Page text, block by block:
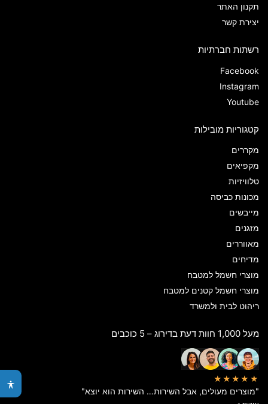
תקנון האתר
יצירת קשר
רשתות חברתיות
Facebook
Instagram
Youtube
קטגוריות מובילות
מקררים
מקפיאים
טלוויזיות
מכונות כביסה
מייבשים
מזגנים
מאווררים
מדיחים
מוצרי חשמל למטבח
מוצרי חשמל קטנים למטבח
ריהוט לבית ולמשרד
מעל 1,000 חוות דעת בדירוג – 5 כוכבים
★★★★★
"מוצרים מעולים, אבל השירות… השירות הוא יוצא"